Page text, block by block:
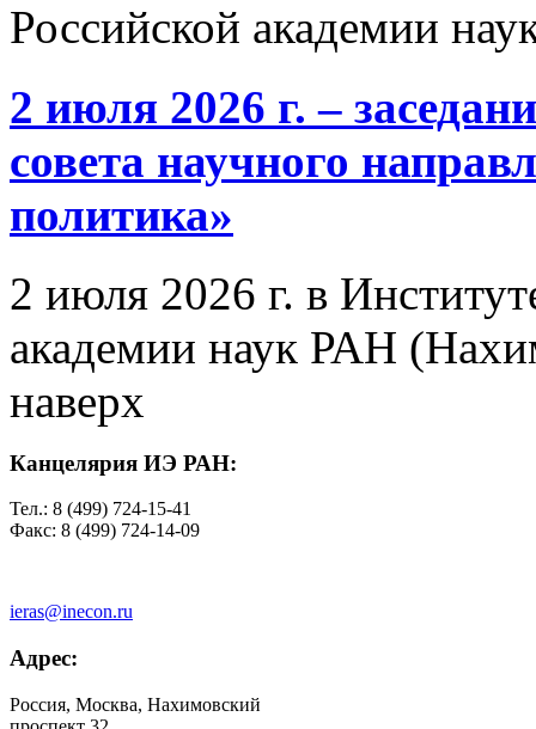
Российской академии
2 июля 2026 г. –
совета научного
политика»
2 июля 2026 г. в
академии наук РАН
наверх
Канцелярия ИЭ РАН:
Тел.: 8 (499) 724-15-41
Факс: 8 (499) 724-14-09
ieras@inecon.ru
Адрес:
Россия, Москва, Нахимовский